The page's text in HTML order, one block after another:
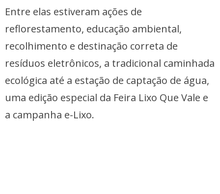
Entre elas estiveram ações de
reflorestamento, educação ambiental,
recolhimento e destinação correta de
resíduos eletrônicos, a tradicional caminhada
ecológica até a estação de captação de água,
uma edição especial da Feira Lixo Que Vale e
a campanha e-Lixo.